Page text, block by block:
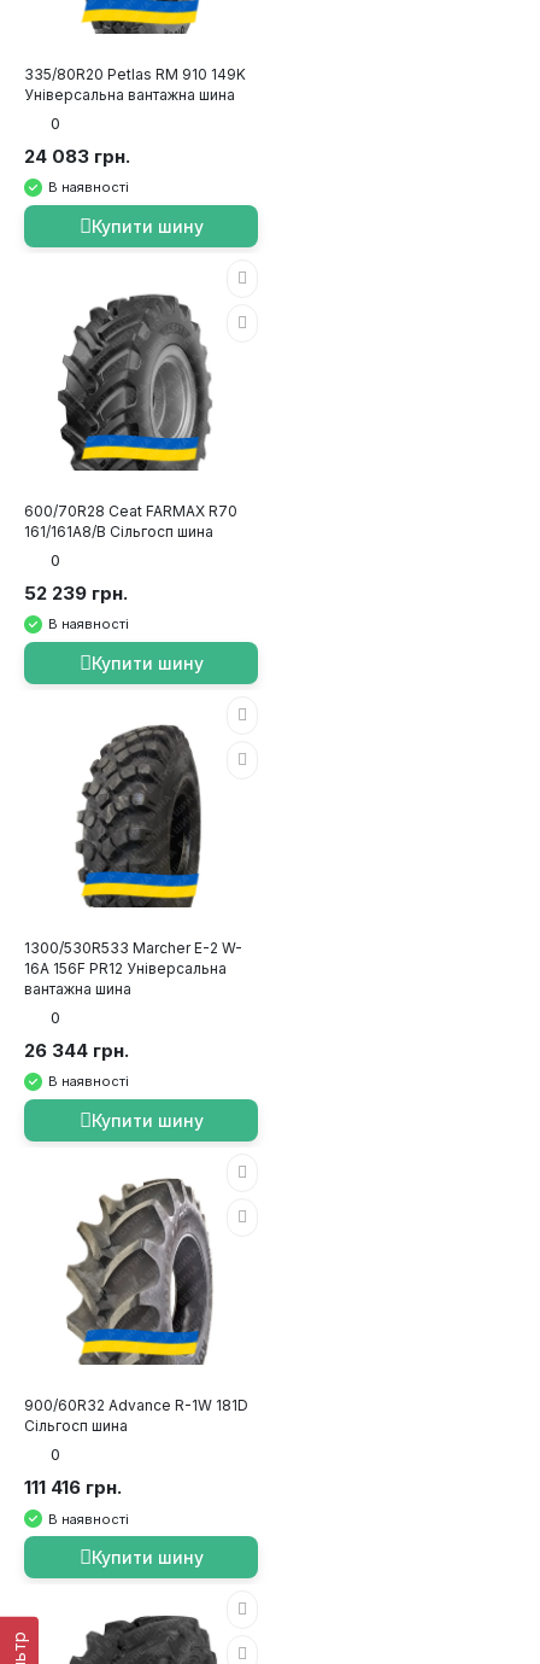
335/80R20 Petlas RM 910 149K
Універсальна вантажна шина
0
24 083 грн.
В наявності
Купити шину
600/70R28 Ceat FARMAX R70
161/161A8/B Сільгосп шина
0
52 239 грн.
В наявності
Купити шину
1300/530R533 Marcher E-2 W-
16A 156F PR12 Універсальна
вантажна шина
0
26 344 грн.
В наявності
Купити шину
900/60R32 Advance R-1W 181D
Сільгосп шина
0
111 416 грн.
В наявності
Купити шину